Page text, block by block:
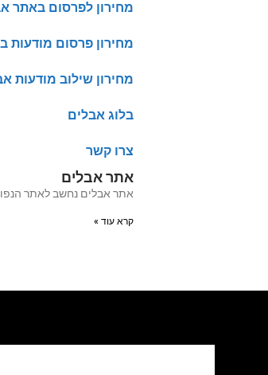
מחירון לפרסום באתר
מחירון פרסום מודעות
מחירון שילוב מודעות
בלוג אבלים
צרו קשר
אתר אבלים
אתר אבלים נחשב לאתר הנפוץ בישראל לפרסום
קרא עוד »